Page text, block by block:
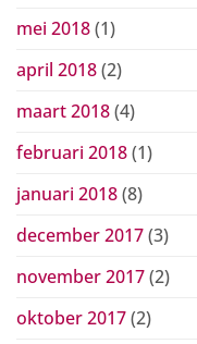
mei 2018(1)
april 2018(2)
maart 2018(4)
februari 2018(1)
januari 2018(8)
december 2017(3)
november 2017(2)
oktober 2017(2)